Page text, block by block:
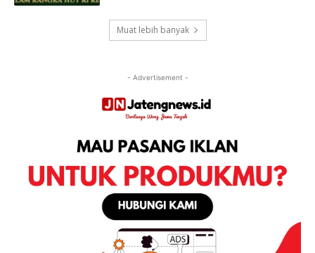
Muat lebih banyak
- Advertisement -